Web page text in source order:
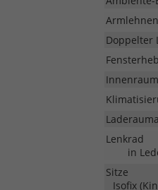
Armlehnen
Doppelter
Lenkrad
in
Sitze
Isofix